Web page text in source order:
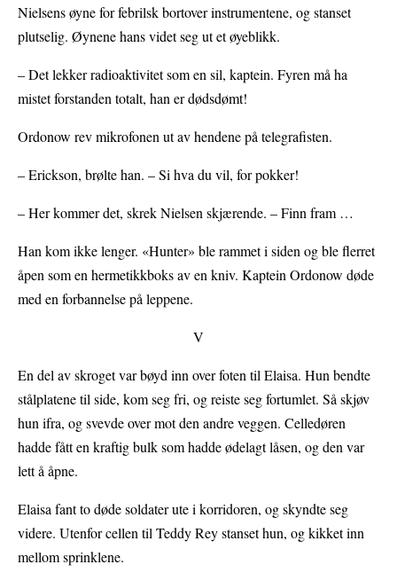
Nielsens øyne for febrilsk bortover instrumentene, og stanset
plutselig. Øynene hans videt seg ut et øyeblikk.
– Det lekker radioaktivitet som en sil, kaptein. Fyren må ha
mistet forstanden totalt, han er dødsdømt!
Ordonow rev mikrofonen ut av hendene på telegrafisten.
– Erickson, brølte han. – Si hva du vil, for pokker!
– Her kommer det, skrek Nielsen skjærende. – Finn fram …
Han kom ikke lenger. «Hunter» ble rammet i siden og ble flerret
åpen som en hermetikkboks av en kniv. Kaptein Ordonow døde
med en forbannelse på leppene.
V
En del av skroget var bøyd inn over foten til Elaisa. Hun bendte
stålplatene til side, kom seg fri, og reiste seg fortumlet. Så skjøv
hun ifra, og svevde over mot den andre veggen. Celledøren
hadde fått en kraftig bulk som hadde ødelagt låsen, og den var
lett å åpne.
Elaisa fant to døde soldater ute i korridoren, og skyndte seg
videre. Utenfor cellen til Teddy Rey stanset hun, og kikket inn
mellom sprinklene.